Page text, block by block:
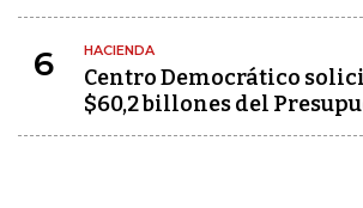
6 HACIENDA
Centro Democrático
$60,2 billones del